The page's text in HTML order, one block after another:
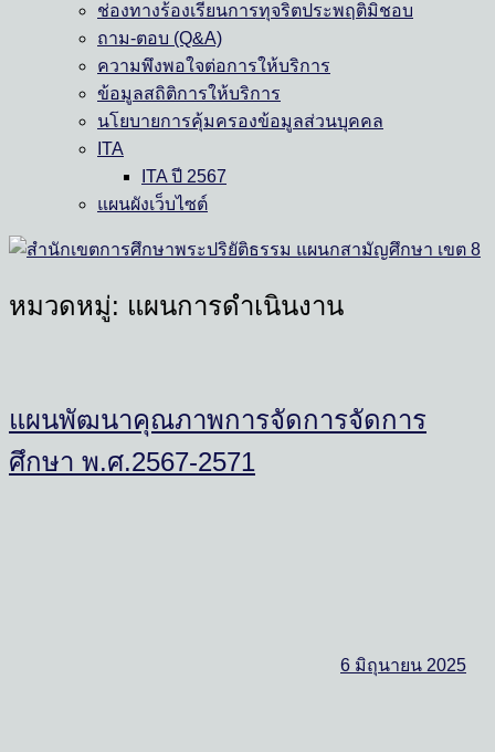
ช่องทางร้องเรียนการทุจริตประพฤติมิชอบ
ถาม-ตอบ (Q&A)
ความพึงพอใจต่อการให้บริการ
ข้อมูลสถิติการให้บริการ
นโยบายการคุ้มครองข้อมูลส่วนบุคคล
ITA
ITA ปี 2567
แผนผังเว็บไซต์
หมวดหมู่: แผนการดำเนินงาน
แผนพัฒนาคุณภาพการจัดการจัดการ
ศึกษา พ.ศ.2567-2571
6 มิถุนายน 2025